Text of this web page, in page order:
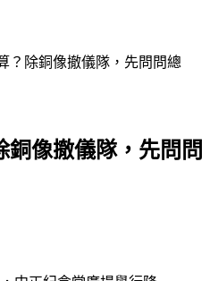
？除銅像撤儀隊，先問問總
銅像撤儀隊，先問問